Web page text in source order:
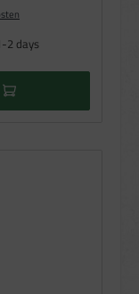
2 days
die Schaltflächen um die Anzahl zu